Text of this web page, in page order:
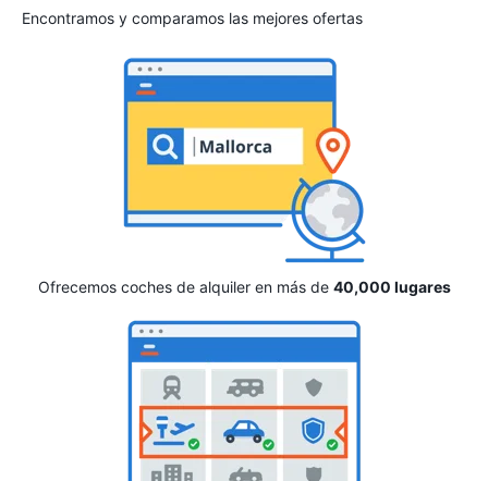
Encontramos y comparamos las mejores ofertas
Ofrecemos coches de alquiler en más de 40,000 lugares